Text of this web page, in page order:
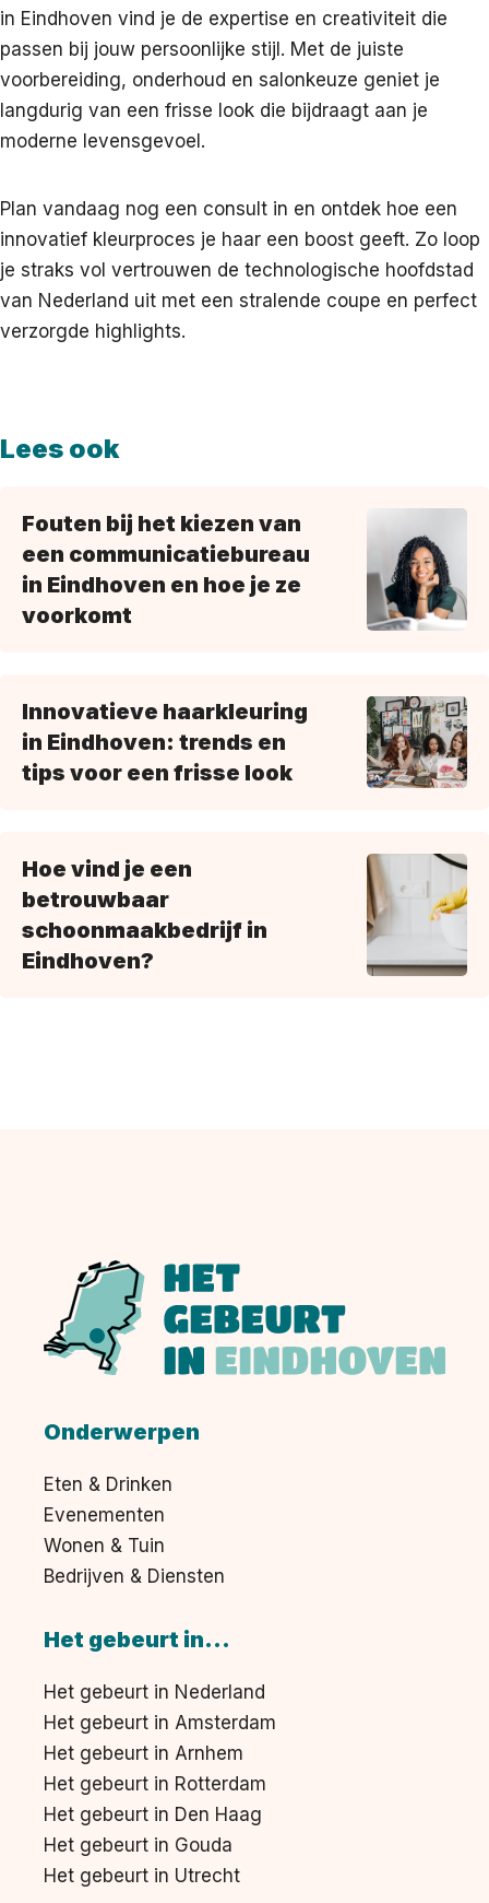
in Eindhoven vind je de expertise en creativiteit die
passen bij jouw persoonlijke stijl. Met de juiste
voorbereiding, onderhoud en salonkeuze geniet je
langdurig van een frisse look die bijdraagt aan je
moderne levensgevoel.
Plan vandaag nog een consult in en ontdek hoe een
innovatief kleurproces je haar een boost geeft. Zo loop
je straks vol vertrouwen de technologische hoofdstad
van Nederland uit met een stralende coupe en perfect
verzorgde highlights.
Lees ook
Fouten bij het kiezen van
een communicatiebureau
in Eindhoven en hoe je ze
voorkomt
Innovatieve haarkleuring
in Eindhoven: trends en
tips voor een frisse look
Hoe vind je een
betrouwbaar
schoonmaakbedrijf in
Eindhoven?
Onderwerpen
Eten & Drinken
Evenementen
Wonen & Tuin
Bedrijven & Diensten
Het gebeurt in...
Het gebeurt in Nederland
Het gebeurt in Amsterdam
Het gebeurt in Arnhem
Het gebeurt in Rotterdam
Het gebeurt in Den Haag
Het gebeurt in Gouda
Het gebeurt in Utrecht